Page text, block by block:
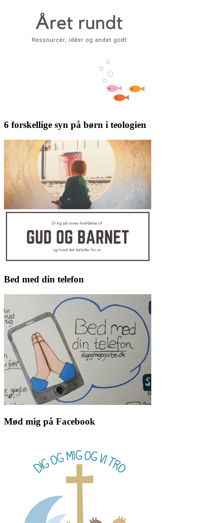
6 forskellige syn på børn i teologien
Bed med din telefon
Mød mig på Facebook